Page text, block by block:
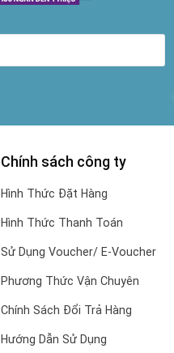
Chính sách công ty
Hình Thức Đặt Hàng
Hình Thức Thanh Toán
Sử Dụng Voucher/ E-Voucher
Phương Thức Vận Chuyên
Chính Sách Đổi Trả Hàng
Hướng Dẫn Sử Dụng